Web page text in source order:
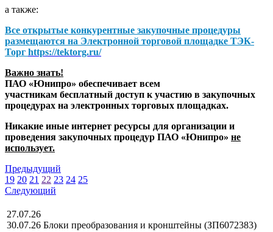
а также:
Все открытые конкурентные закупочные процедуры
размещаются на Электронной торговой площадке ТЭК-
Торг https://tektorg.ru/
Важно знать!
ПАО «Юнипро» обеспечивает всем
участникам бесплатный доступ к участию в закупочных
процедурах на электронных торговых площадках.
Никакие иные интернет ресурсы для организации и
проведения закупочных процедур ПАО «Юнипро» не
использует.
Предыдущий
19 20 21 22 23 24 25
Следующий
27.07.26
30.07.26 Блоки преобразования и кронштейны (ЗП6072383)